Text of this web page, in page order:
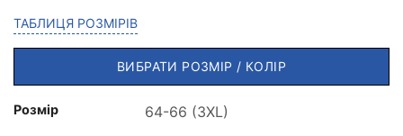
ТАБЛИЦЯ РОЗМІРІВ
ВИБРАТИ РОЗМІР / КОЛІР
Розмір